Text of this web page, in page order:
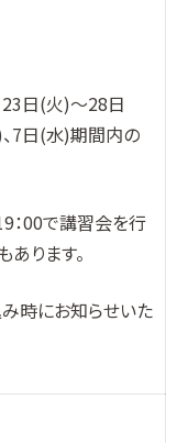
日(火)～28日
7日(水)期間内の
：00で講習会を行
ります。
時にお知らせいた